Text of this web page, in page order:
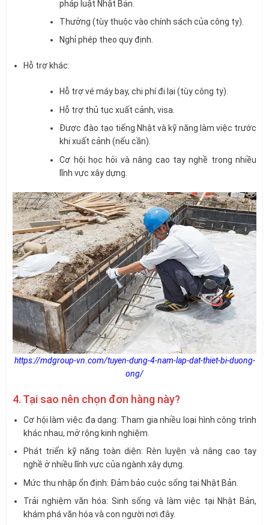
pháp luật Nhật Bản.
Thưởng (tùy thuộc vào chính sách của công ty).
Nghỉ phép theo quy định.
Hỗ trợ khác:
Hỗ trợ vé máy bay, chi phí đi lại (tùy công ty).
Hỗ trợ thủ tục xuất cảnh, visa.
Được đào tạo tiếng Nhật và kỹ năng làm việc trước
khi xuất cảnh (nếu cần).
Cơ hội học hỏi và nâng cao tay nghề trong nhiều
lĩnh vực xây dựng.
https://mdgroup-vn.com/tuyen-dung-4-nam-lap-dat-thiet-bi-duong-
ong/
4. Tại sao nên chọn đơn hàng này?
Cơ hội làm việc đa dạng: Tham gia nhiều loại hình công trình
khác nhau, mở rộng kinh nghiệm.
Phát triển kỹ năng toàn diện: Rèn luyện và nâng cao tay
nghề ở nhiều lĩnh vực của ngành xây dựng.
Mức thu nhập ổn định: Đảm bảo cuộc sống tại Nhật Bản.
Trải nghiệm văn hóa: Sinh sống và làm việc tại Nhật Bản,
khám phá văn hóa và con người nơi đây.